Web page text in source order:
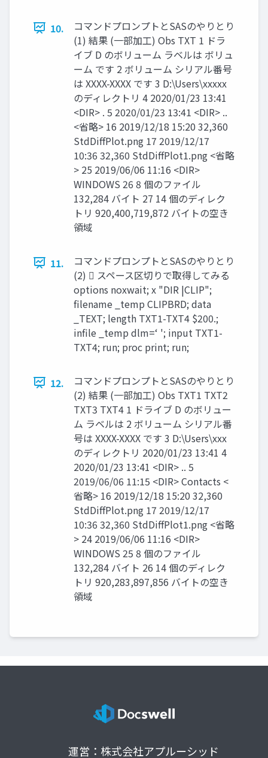
10.
コマンドプロンプトとSASのやりとり
(1) 結果 (一部加工) Obs TXT 1 ドラ
イブ D のボリューム ラベルは ボリュ
ーム です 2 ボリューム シリアル番号
は XXXX-XXXX です 3 D:\Users\xxxxx
のディレクトリ 4 2020/01/23 13:41
<DIR> . 5 2020/01/23 13:41 <DIR> ..
<省略> 16 2019/12/18 15:20 32,360
StdDiffPlot.png 17 2019/12/17
10:36 32,360 StdDiffPlot1.png <省略
> 25 2019/06/06 11:16 <DIR>
WINDOWS 26 8 個のファイル
132,284 バイト 27 14 個のディレク
トリ 920,400,719,872 バイトの空き
領域
11.
コマンドプロンプトとSASのやりとり
(2)  スペース区切りで取得してみる
options noxwait; x "DIR |CLIP";
filename _temp CLIPBRD; data
_TEXT; length TXT1-TXT4 $200.;
infile _temp dlm=‘ '; input TXT1-
TXT4; run; proc print; run;
12.
コマンドプロンプトとSASのやりとり
(2) 結果 (一部加工) Obs TXT1 TXT2
TXT3 TXT4 1 ドライブ D のボリュー
ム ラベルは 2 ボリューム シリアル番
号は XXXX-XXXX です 3 D:\Users\xxx
のディレクトリ 2020/01/23 13:41 4
2020/01/23 13:41 <DIR> .. 5
2019/06/06 11:15 <DIR> Contacts <
省略> 16 2019/12/18 15:20 32,360
StdDiffPlot.png 17 2019/12/17
10:36 32,360 StdDiffPlot1.png <省略
> 24 2019/06/06 11:16 <DIR>
WINDOWS 25 8 個のファイル
132,284 バイト 26 14 個のディレク
トリ 920,283,897,856 バイトの空き
領域
運営：株式会社アプルーシッド